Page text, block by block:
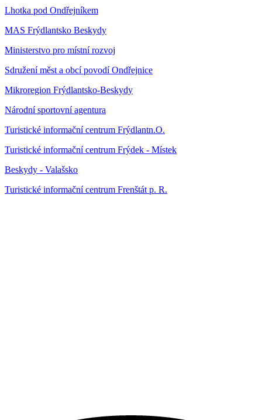
Lhotka pod Ondřejníkem
MAS Frýdlantsko Beskydy
Ministerstvo pro místní rozvoj
Sdružení měst a obcí povodí Ondřejnice
Mikroregion Frýdlantsko-Beskydy
Národní sportovní agentura
Turistické informační centrum Frýdlantn.O.
Turistické informační centrum Frýdek - Místek
Beskydy - Valašsko
Turistické informační centrum Frenštát p. R.